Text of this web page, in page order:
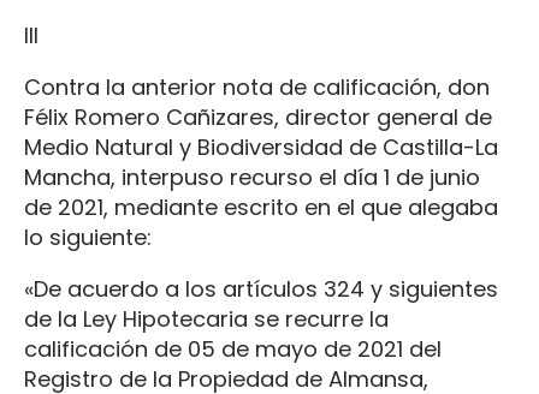
III
Contra la anterior nota de calificación, don
Félix Romero Cañizares, director general de
Medio Natural y Biodiversidad de Castilla-La
Mancha, interpuso recurso el día 1 de junio
de 2021, mediante escrito en el que alegaba
lo siguiente:
«De acuerdo a los artículos 324 y siguientes
de la Ley Hipotecaria se recurre la
calificación de 05 de mayo de 2021 del
Registro de la Propiedad de Almansa,